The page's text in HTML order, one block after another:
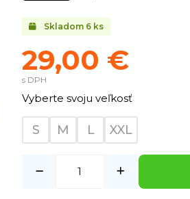
Skladom 6 ks
29,00 €
s DPH
Vyberte svoju veľkosť
S M L XXL